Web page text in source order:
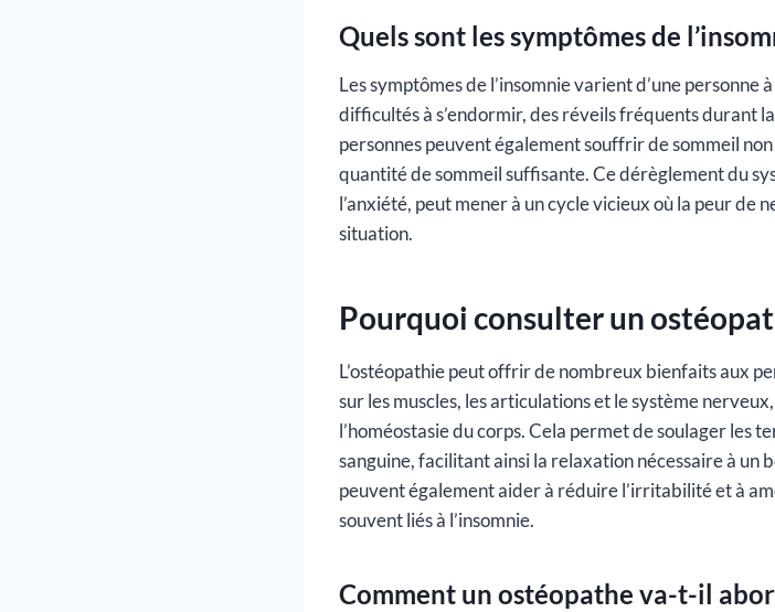
Quels sont les symptômes de
Les symptômes de l’insomnie varient d’une personne
difficultés à s’endormir, des réveils fréquents durant
personnes peuvent également souffrir de sommeil
quantité de sommeil suffisante. Ce dérèglement du
l’anxiété, peut mener à un cycle vicieux où la peur de
situation.
Pourquoi consulter un
L’ostéopathie peut offrir de nombreux bienfaits aux
sur les muscles, les articulations et le système
l’homéostasie du corps. Cela permet de soulager les
sanguine, facilitant ainsi la relaxation nécessaire à un
peuvent également aider à réduire l’irritabilité et à
souvent liés à l’insomnie.
Comment un ostéopathe va-t-il